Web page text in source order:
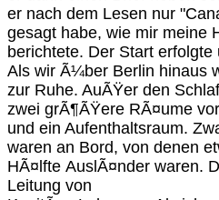
er nach dem Lesen nur
gesagt habe, wie mir meine
berichtete. Der Start erfolgte
Als wir Ã¼ber Berlin hinaus
zur Ruhe. AuÃŸer den
zwei grÃ¶ÃŸere RÃ¤ume
und ein Aufenthaltsraum.
waren an Bord, von denen
HÃ¤lfte AuslÃ¤nder waren.
Leitung von